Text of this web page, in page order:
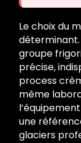
Le choix du
groupe
précise,
process
même
une
glaciers